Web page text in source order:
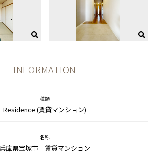
INFORMATION
種類
Residence (賃貸マンション)
名称
庫県宝塚市 賃貸マンション